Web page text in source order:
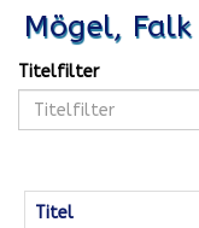
Mögel, Falk
Titelfilter
Titel